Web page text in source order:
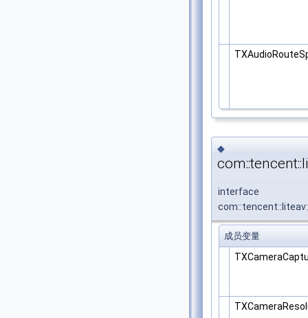
◆
interface
成员变量